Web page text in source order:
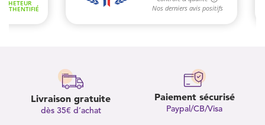
Livraison gratuite
dès 35€ d’achat
Paiement sécurisé
Paypal/CB/Visa